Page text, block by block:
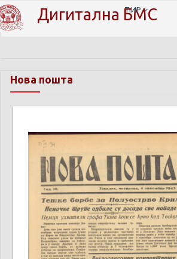
Дигитална БМС
ЋИР
Нова пошта